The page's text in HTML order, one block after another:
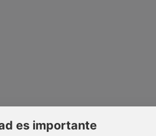
es importante